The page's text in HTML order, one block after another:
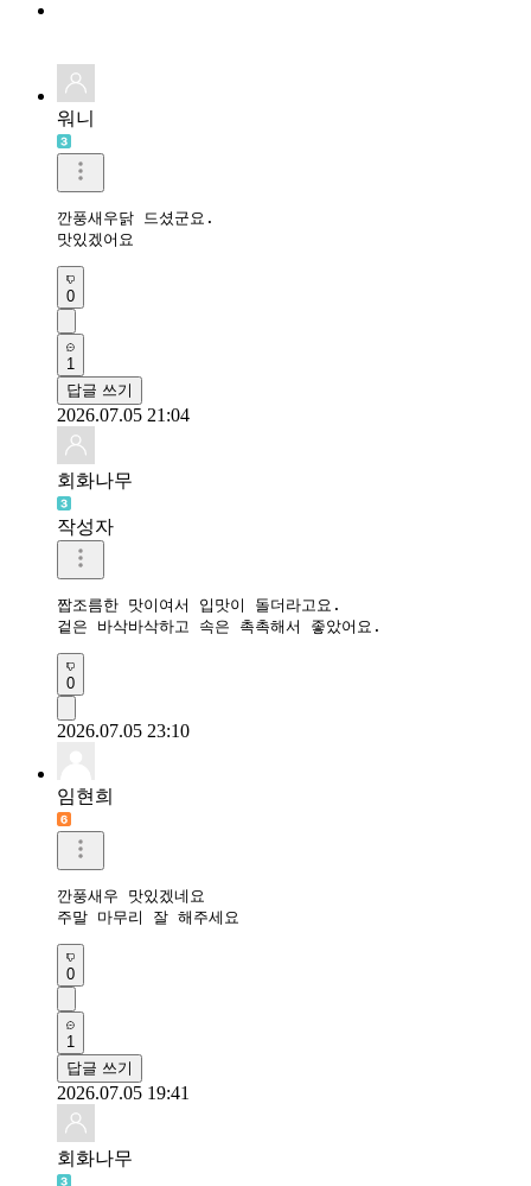
워니
깐풍새우닭 드셨군요.
맛있겠어요
0
1
답글 쓰기
2026.07.05 21:04
회화나무
작성자
짭조름한 맛이여서 입맛이 돌더라고요.
겉은 바삭바삭하고 속은 촉촉해서 좋았어요.
0
2026.07.05 23:10
임현희
깐풍새우 맛있겠네요
주말 마무리 잘 해주세요
0
1
답글 쓰기
2026.07.05 19:41
회화나무